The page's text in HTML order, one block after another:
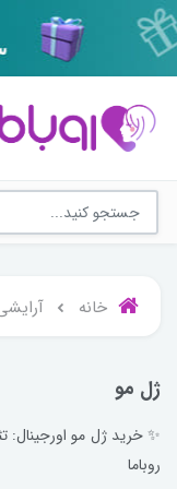
خانه
ژل مو
✨ خرید ژل مو اورجینال:
روباما